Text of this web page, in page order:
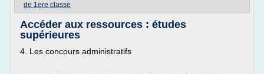
de 1ere classe
Accéder aux ressources : études
supérieures
4. Les concours administratifs